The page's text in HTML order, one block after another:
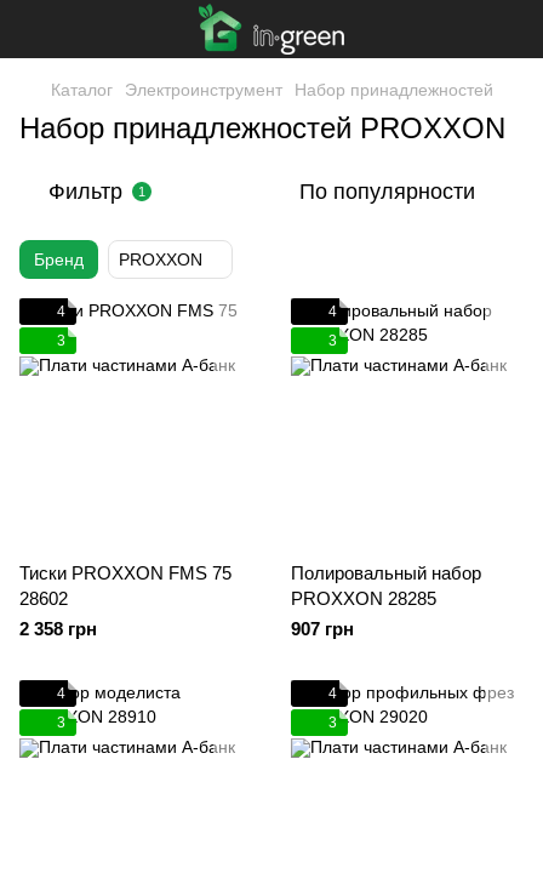
Каталог Электроинструмент Набор принадлежностей
Набор принадлежностей PROXXON
Фильтр 1 По популярности
Бренд PROXXON
4
3
Тиски PROXXON FMS 75
28602
2 358 грн
4
3
Полировальный набор
PROXXON 28285
907 грн
4
3
4
3